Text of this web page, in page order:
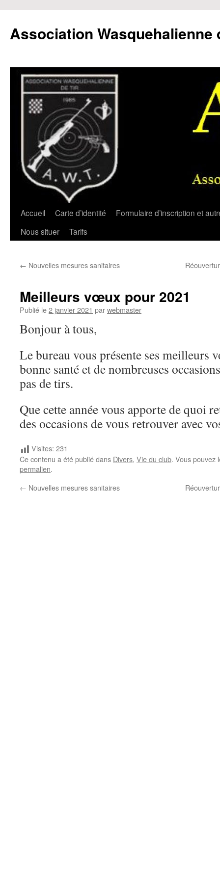
contenu
Association Wasquehalienne
Accueil Carte d’identité
Formulaire d’inscription et
Nous situer
Tarifs
← Nouvelles mesures sanitaires
Meilleurs vœux pour 2021
Publié le2 janvier 2021 parwebmaster
Bonjour à tous,
Le bureau vous présente ses meilleurs
bonne santé et de nombreuses
pas de tirs.
Que cette année vous apporte de quoi
des occasions de vous retrouver avec
Visites: 231
Ce contenu a été publié dans Divers, Vie du club. Vous pouvez
permalien.
← Nouvelles mesures sanitaires